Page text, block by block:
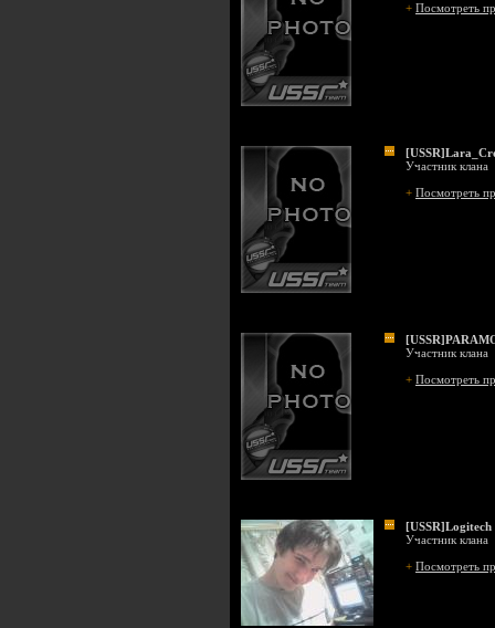
+ Посмотреть
Участник клана
+ Посмотреть
Участник клана
+ Посмотреть
[USSR]Logitech
Участник клана
+ Посмотреть